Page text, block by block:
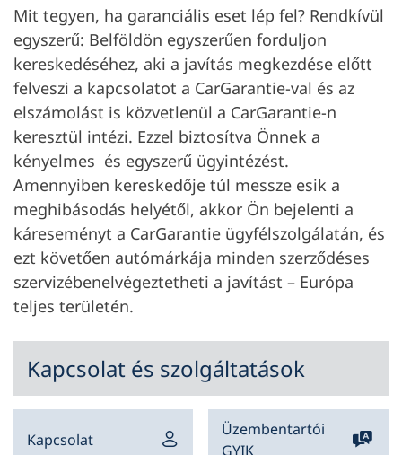
Mit tegyen, ha garanciális eset lép fel? Rendkívül
egyszerű: Belföldön egyszerűen forduljon
kereskedéséhez, aki a javítás megkezdése előtt
felveszi a kapcsolatot a CarGarantie-val és az
elszámolást is közvetlenül a CarGarantie-n
keresztül intézi. Ezzel biztosítva Önnek a
kényelmes és egyszerű ügyintézést.
Amennyiben kereskedője túl messze esik a
meghibásodás helyétől, akkor Ön bejelenti a
káreseményt a CarGarantie ügyfélszolgálatán, és
ezt követően autómárkája minden szerződéses
szervizébenelvégeztetheti a javítást – Európa
teljes területén.
Kapcsolat és szolgáltatások
Kapcsolat
Üzembentartói
GYIK